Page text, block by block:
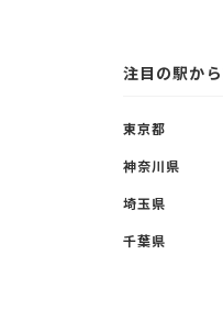
注目の駅か
東京都
神奈川県
埼玉県
千葉県